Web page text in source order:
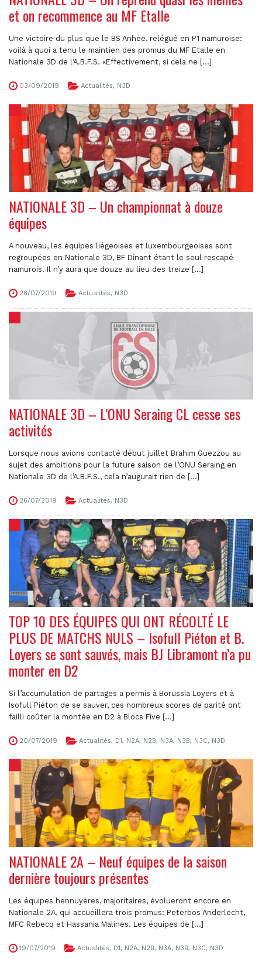
et on recommence au MF Etalle
Une victoire du plus que le BS Anhée, relégué en P1 namuroise:
voilà à quoi a tenu le maintien des promus du MF Etalle en
Nationale 3D de l’A.B.F.S. «Effectivement, si cela ne [...]
03/09/2019 Actualités, N3D
NATIONALE 3D – Un championnat à douze
équipes
A nouveau, les équipes liégeoises et luxembourgeoises sont
regroupées en Nationale 3D, BF Dinant étant le seul rescapé
namurois. Il n’y aura que douze au lieu des treize [...]
28/07/2019 Actualités, N3D
NATIONALE 3D – L’ONU Seraing CL cesse ses
activités
Lorsque nous avions contacté début juillet Brahim Guezzou au
sujet des ambitions pour la future saison de l’ONU Seraing en
Nationale 3D de l’A.B.F.S., cela n’augurait rien de [...]
26/07/2019 Actualités, N3D
TOP 10 DES ÉQUIPES QUI ONT RÉCOLTÉ LE
PLUS DE MATCHS NULS – Isofull Piéton et B.
Loyers se sont sauvés, mais BJ Libramont n’a pu
monter en D2
Si l’accumulation de partages a permis à Borussia Loyers et à
Isofull Piéton de se sauver, ces nombreux scores de parité ont
failli coûter la montée en D2 à Blocs Five [...]
20/07/2019 Actualités, D1, N2A, N2B, N3A, N3B, N3C, N3D
NATIONALE 2A – Neuf équipes de la saison
dernière toujours présentes
Les équipes hennuyères, majoritaires, évolueront encore en
Nationale 2A, qui accueillera trois promus: Peterbos Anderlecht,
MFC Rebecq et Hassania Malines. Les équipes de [...]
19/07/2019 Actualités, D1, N2A, N2B, N3A, N3B, N3C, N3D